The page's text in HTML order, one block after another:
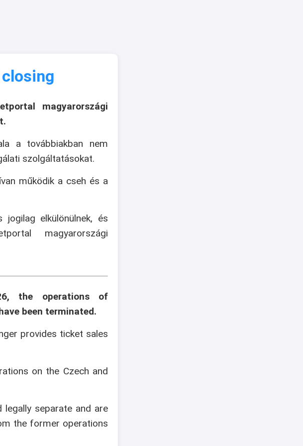
magyarországi
a továbbiakban nem
szolgáltatásokat.
működik a cseh és a
jogilag elkülönülnek, és
magyarországi
the operations of
been terminated.
provides ticket sales
on the Czech and
legally separate and are
the former operations